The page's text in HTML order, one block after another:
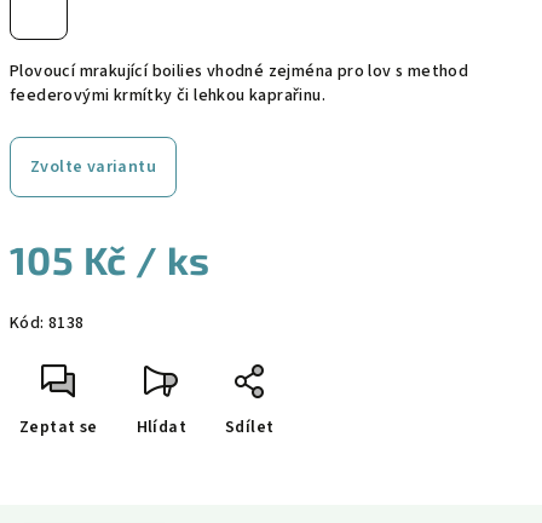
Plovoucí mrakující boilies vhodné zejména pro lov s method
feederovými krmítky či lehkou kaprařinu.
Zvolte variantu
105 Kč / ks
cena:
Kód: 8138
Zeptat se Hlídat Sdílet